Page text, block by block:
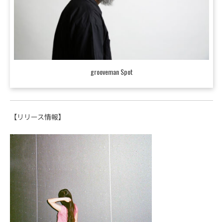
grooveman Spot
【リリース情報】